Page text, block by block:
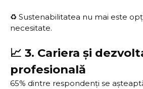
♻️ Sustenabilitatea nu mai este
necesitate.
📈 3. Cariera și
profesională
65% dintre respondenți se